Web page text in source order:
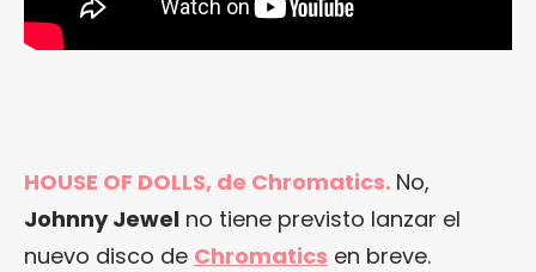
HOUSE OF DOLLS, de Chromatics. No,
Johnny Jewel no tiene previsto lanzar el
nuevo disco de Chromatics en breve.